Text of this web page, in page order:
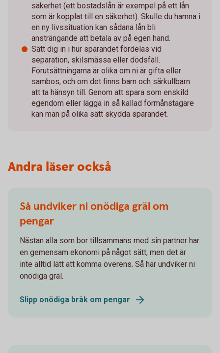
säkerhet (ett bostadslån är exempel på ett lån
som är kopplat till en säkerhet). Skulle du hamna i
en ny livssituation kan sådana lån bli
ansträngande att betala av på egen hand.
Sätt dig in i hur sparandet fördelas vid
separation, skilsmässa eller dödsfall.
Förutsättningarna är olika om ni är gifta eller
sambos, och om det finns barn och särkullbarn
att ta hänsyn till. Genom att spara som enskild
egendom eller lägga in så kallad förmånstagare
kan man på olika sätt skydda sparandet.
Andra läser också
Så undviker ni onödiga gräl om
pengar
Nästan alla som bor tillsammans med sin partner har
en gemensam ekonomi på något sätt, men det är
inte alltid lätt att komma överens. Så här undviker ni
onödiga gräl.
Slipp onödiga bråk om pengar